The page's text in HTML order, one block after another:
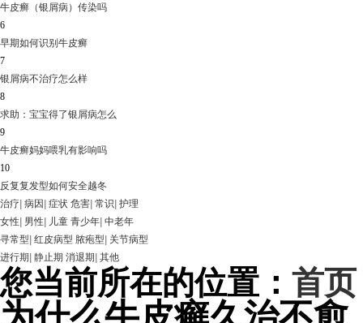
牛皮癣（银屑病）传染吗
6
早期如何识别牛皮癣
7
银屑病不治疗怎么样
8
求助：宝宝得了银屑病怎么
9
牛皮癣妈妈喂乳有影响吗
10
反复复发型如何安全越冬
治疗 病因 症状 危害 常识 护理
女性 男性 儿童 青少年 中老年
寻常型 红皮病型 脓疱型 关节病型
进行期 静止期 消退期 其他
您当前所在的位置： 首页